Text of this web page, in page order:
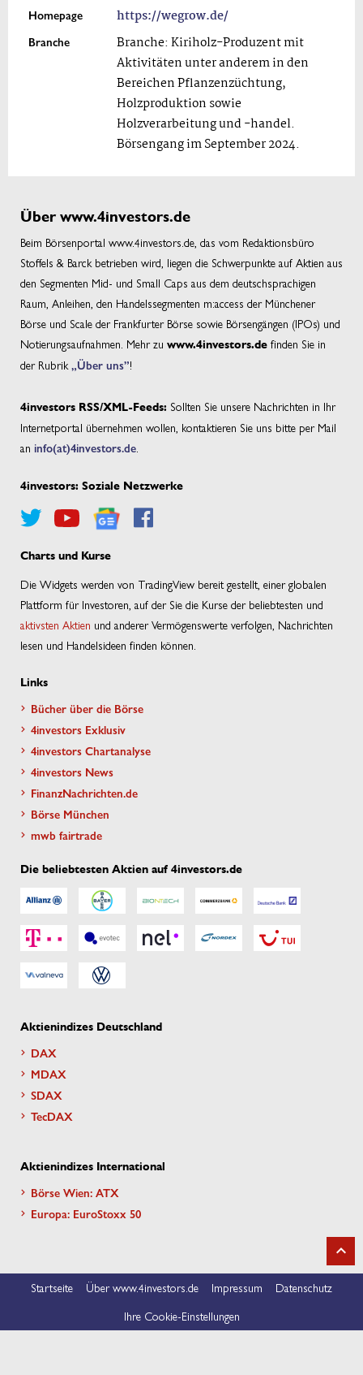
Homepage
https://wegrow.de/
Branche
Branche: Kiriholz-Produzent mit
Aktivitäten unter anderem in den
Bereichen Pflanzenzüchtung,
Holzproduktion sowie
Holzverarbeitung und -handel.
Börsengang im September 2024.
Über www.4investors.de
Beim Börsenportal www.4investors.de, das vom Redaktionsbüro
Stoffels & Barck betrieben wird, liegen die Schwerpunkte auf Aktien aus
den Segmenten Mid- und Small Caps aus dem deutschsprachigen
Raum, Anleihen, den Handelssegmenten m:access der Münchener
Börse und Scale der Frankfurter Börse sowie Börsengängen (IPOs) und
Notierungsaufnahmen. Mehr zu www.4investors.de finden Sie in
der Rubrik „Über uns”!
4investors RSS/XML-Feeds: Sollten Sie unsere Nachrichten in Ihr
Internetportal übernehmen wollen, kontaktieren Sie uns bitte per Mail
an info(at)4investors.de
4investors: Soziale Netzwerke
Charts und Kurse
Die Widgets werden von TradingView bereit gestellt, einer globalen
Plattform für Investoren, auf der Sie die Kurse der beliebtesten und
aktivsten Aktien und anderer Vermögenswerte verfolgen, Nachrichten
lesen und Handelsideen finden können.
Links
Bücher über die Börse
4investors Exklusiv
4investors Chartanalyse
4investors News
FinanzNachrichten.de
Börse München
mwb fairtrade
Die beliebtesten Aktien auf 4investors.de
Aktienindizes Deutschland
DAX
MDAX
SDAX
TecDAX
Aktienindizes International
Börse Wien: ATX
Europa: EuroStoxx 50
Startseite Über www.4investors.de Impressum
Datenschutz
Ihre Cookie-Einstellungen